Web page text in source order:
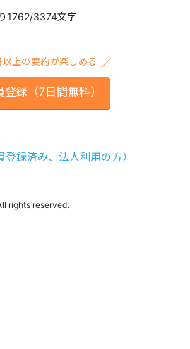
1762/3374文字
上の要約が楽しめる
登録（7日間無料）
登録済み、法人利用の方）